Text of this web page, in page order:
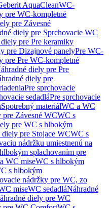
AquaCleanWC-
pre WC-kompletné
pre Závesné
diely pre Sprchovacie WC
pre Pre keramiky
pre Dizajnové panelyPre WC-
pre Pre WC-kompletné
diely pre Pre
diely pre
Pre sprchovacie
sedadláPre sprchovacie
Spotrebný materiálWC a WC
pre Závesné WCWC s
pre WC s hlbokým
diely pre Stojace WCWC s
nádržku umiestnenú na
splachovaním pre
WC miseWC s hlbokým
s hlbokým
nádržky pre WC, zo
miseWC sedadláNáhradné
diely pre WC